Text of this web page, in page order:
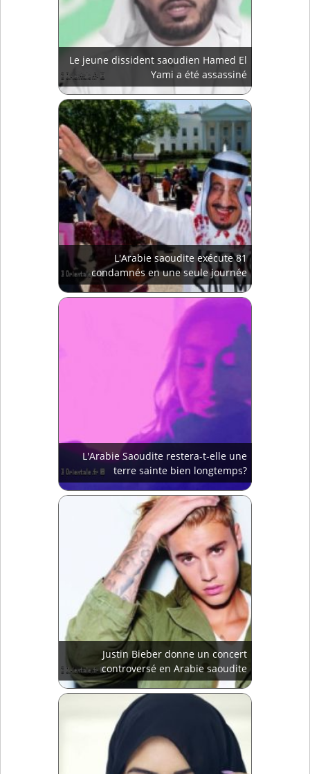
Le jeune dissident saoudien Hamed El
Yami a été assassiné
L'Arabie saoudite exécute 81
condamnés en une seule journée
L'Arabie Saoudite restera-t-elle une
terre sainte bien longtemps?
Justin Bieber donne un concert
controversé en Arabie saoudite